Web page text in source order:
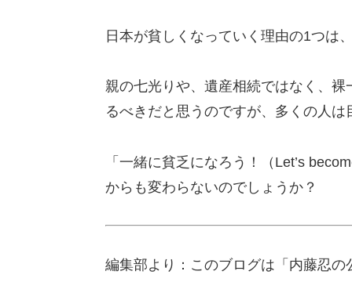
日本が貧しくなっていく理由の1つは
親の七光りや、遺産相続ではなく、
るべきだと思うのですが、多くの人
「一緒に貧乏になろう！（Let’s
からも変わらないのでしょうか？
編集部より：このブログは「内藤忍